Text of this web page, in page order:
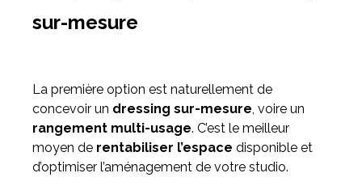
sur-mesure
La première option est naturellement de
concevoir un dressing sur-mesure, voire un
rangement multi-usage. C’est le meilleur
moyen de rentabiliser l’espace disponible et
d’optimiser l’aménagement de votre studio.